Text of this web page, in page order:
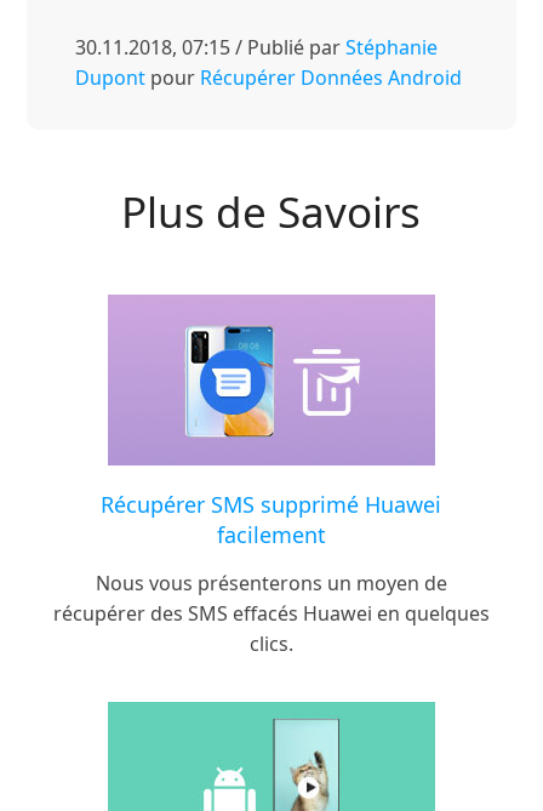
30.11.2018, 07:15 / Publié parStéphanie
Dupont pour Récupérer Données Android
Plus de Savoirs
Récupérer SMS supprimé Huawei
facilement
Nous vous présenterons un moyen de
récupérer des SMS effacés Huawei en quelques
clics.